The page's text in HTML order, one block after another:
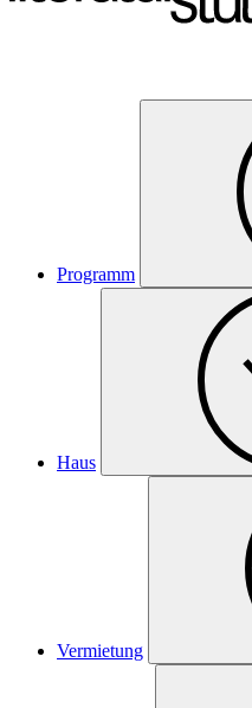
Programm
Haus
Vermietung